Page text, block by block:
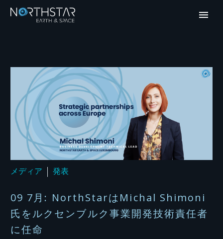
メディア 発表
09 7月: NorthStarはMichal Shimoni
氏をルクセンブルク事業開発技術責任者
に任命